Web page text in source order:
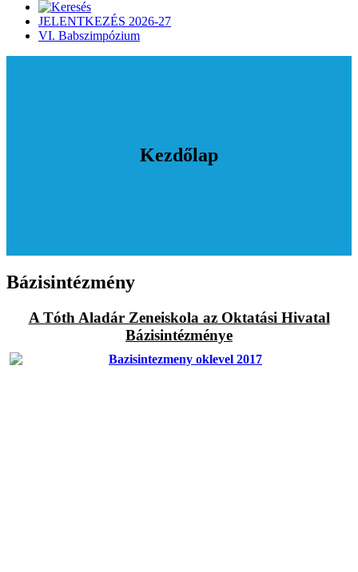
JELENTKEZÉS 2026-27
VI. Babszimpózium
Kezdőlap
Bázisintézmény
A Tóth Aladár Zeneiskola az Oktatási Hivatal
Bázisintézménye